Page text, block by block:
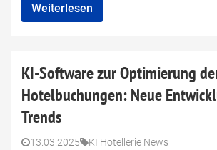
Weiterlesen
KI-Software zur Optimierung
Hotelbuchungen: Neue
Trends
13.03.2025 KI Hotellerie News